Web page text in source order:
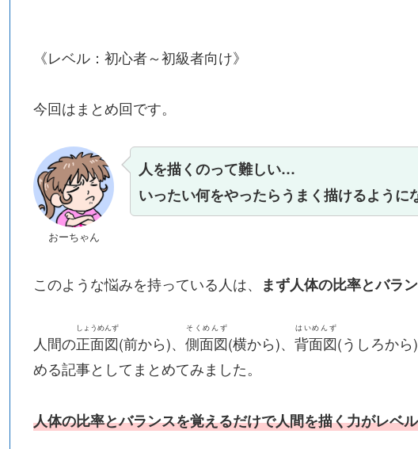
《レベル：初心者～初級者向け》
今回はまとめ回です。
おーちゃん
人を描くのって難しい…
いったい何をやったらうまく描けるよう
このような悩みを持っている人は、 まず人体の比率とバラ
人間の正面図
しょうめんず
(前から)、 側面図
そくめんず
(横から)、 背面図
はいめんず
(うしろか
める記事としてまとめてみました。
人体の比率とバランスを覚えるだけで人間を描く力がレベ